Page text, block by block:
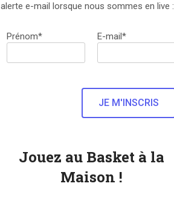
alerte e-mail lorsque nous sommes en live :
Prénom* E-mail*
Jouez au Basket à la
Maison !